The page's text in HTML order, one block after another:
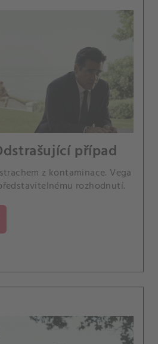
případ
z kontaminace. Vega
rozhodnutí.